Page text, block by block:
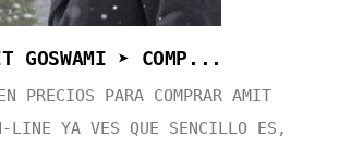
GOSWAMI ➤ COMP...
PRECIOS PARA COMPRAR AMIT
LINE YA VES QUE SENCILLO ES,